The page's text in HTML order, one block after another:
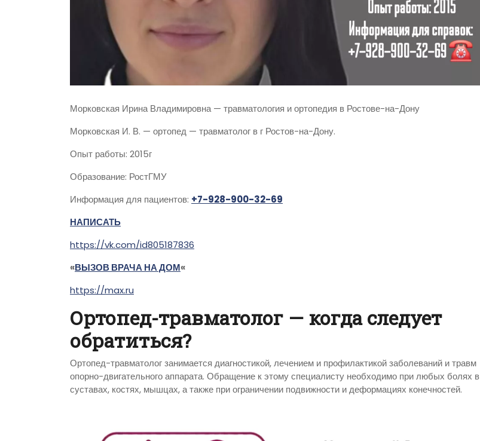
Морковская Ирина Владимировна — травматология и ортопедия в Ростове-на-Дону
Морковская И. В. — ортопед — травматолог в г Ростов-на-Дону.
Опыт работы: 2015г
Образование: РостГМУ
Информация для пациентов: +7-928-900-32-69
НАПИСАТЬ
https://vk.com/id805187836
«ВЫЗОВ ВРАЧА НА ДОМ«
https://max.ru
Ортопед-травматолог — когда следует
обратиться?
Ортопед-травматолог занимается диагностикой, лечением и профилактикой заболеваний и травм
опорно-двигательного аппарата. Обращение к этому специалисту необходимо при любых болях в
суставах, костях, мышцах, а также при ограничении подвижности и деформациях конечностей.